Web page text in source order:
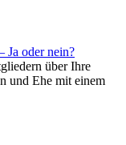
Ja oder nein?
über Ihre
und Ehe mit einem